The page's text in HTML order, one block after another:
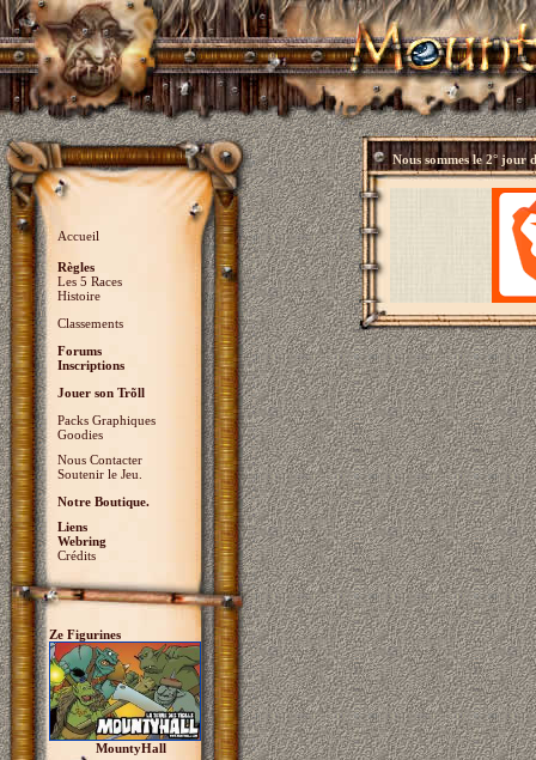
Accueil
Règles
Les 5 Races
Histoire
Classements
Forums
Inscriptions
Jouer son Trõll
Packs Graphiques
Goodies
Nous Contacter
Soutenir le Jeu.
Notre Boutique.
Liens
Webring
Crédits
Ze Figurines
MountyHall
Nous sommes le2° jour